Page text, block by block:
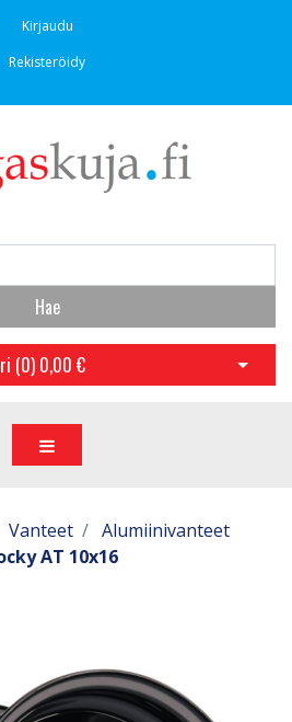
Kirjaudu
Rekisteröidy
Hae
(0) 0,00 € Avaa
Vanteet
Alumiinivanteet
AT 10x16